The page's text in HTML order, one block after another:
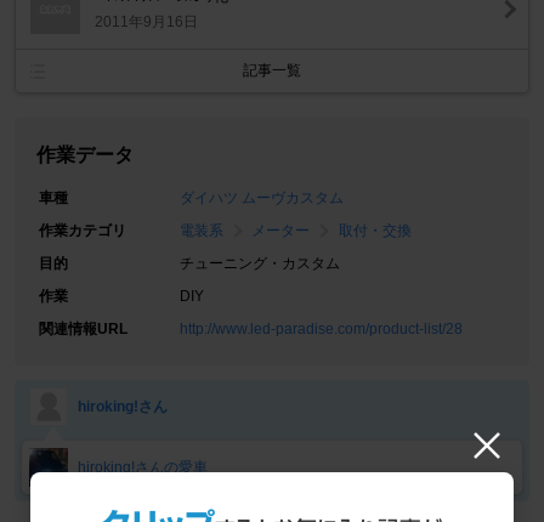
2011年9月16日
記事一覧
作業データ
車種
ダイハツ ムーヴカスタム
作業カテゴリ
電装系 メーター
取付・交換
目的
チューニング・カスタム
作業
DIY
関連情報URL
http://www.led-paradise.com/product-list/28
hiroking!さん
hiroking!さんの愛車